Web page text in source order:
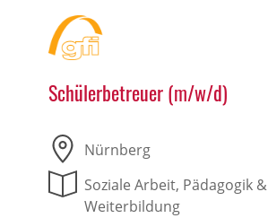
Schülerbetreuer (m/w/d)
Nürnberg
Soziale Arbeit, Pädagogik &
Weiterbildung